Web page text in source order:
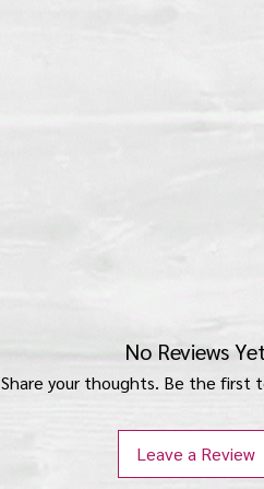
No Reviews
Share your thoughts. Be the first
Leave a Review